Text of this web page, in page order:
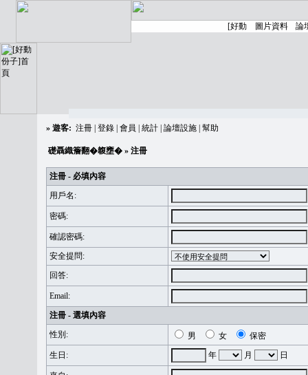
» 遊客: 注冊 登錄 會員 統計 論壇設施 幫助
礎聶織簷翻�䪖壅� » 注冊
注冊 - 必填內容
用戶名:
密碼:
確認密碼:
安全提問:
回答:
Email:
注冊 - 選填內容
性別:
男 女
保密
生日:
年 月 日